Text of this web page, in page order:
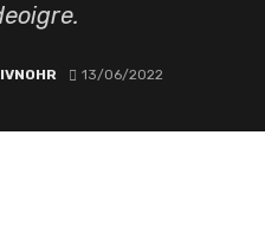
13/06/2022